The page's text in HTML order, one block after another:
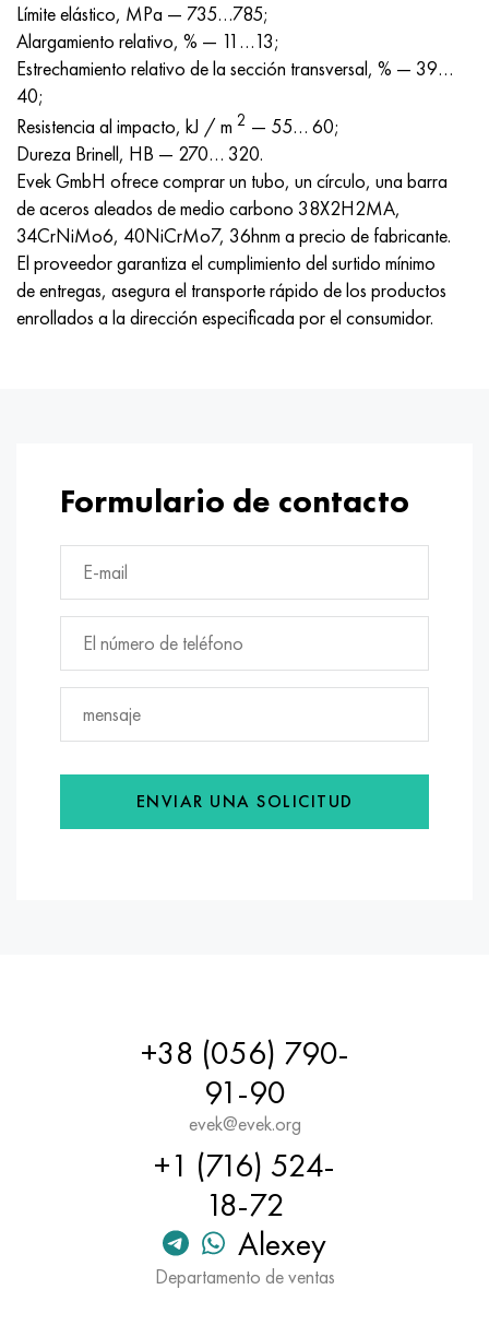
Límite elástico, MPa — 735…785;
Alargamiento relativo, % — 11…13;
Estrechamiento relativo de la sección transversal, % — 39…
40;
Resistencia al impacto, kJ / m 2 — 55… 60;
Dureza Brinell, HB — 270… 320.
Evek GmbH ofrece comprar un tubo, un círculo, una barra
de aceros aleados de medio carbono 38X2H2MA,
34CrNiMo6, 40NiCrMo7, 36hnm a precio de fabricante.
El proveedor garantiza el cumplimiento del surtido mínimo
de entregas, asegura el transporte rápido de los productos
enrollados a la dirección especificada por el consumidor.
Formulario de contacto
ENVIAR UNA SOLICITUD
+38 (056) 790-
91-90
evek@evek.org
+1 (716) 524-
18-72
Alexey
Departamento de ventas